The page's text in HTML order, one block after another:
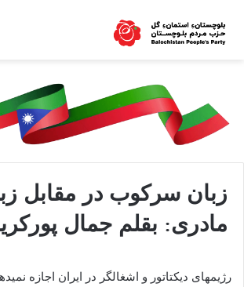
زبان سركوب در مقابل
مادری: بقلم جمال
رژیمهای دیكتاتور و اشغالگر در ایران اجازه‌